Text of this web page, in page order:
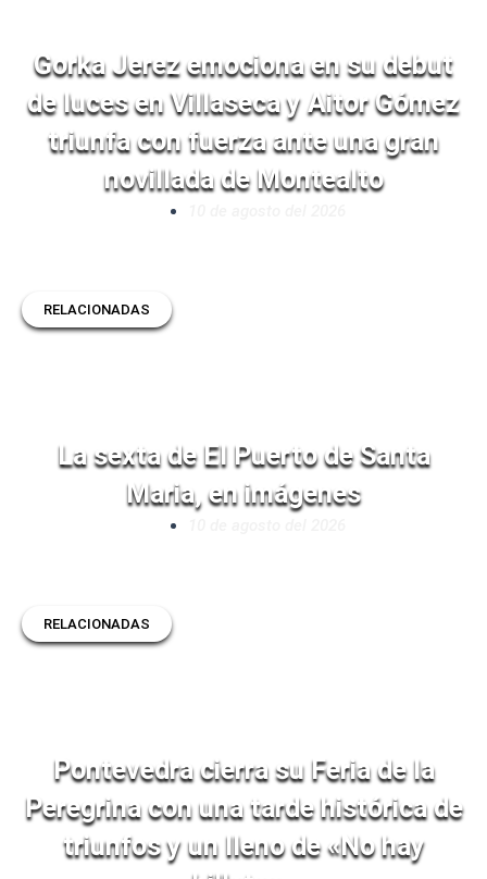
Gorka Jerez emociona en su debut
de luces en Villaseca y Aitor Gómez
triunfa con fuerza ante una gran
novillada de Montealto
RELACIONADAS
La sexta de El Puerto de Santa
Maria, en imágenes
RELACIONADAS
Pontevedra cierra su Feria de la
Peregrina con una tarde histórica de
triunfos y un lleno de «No hay